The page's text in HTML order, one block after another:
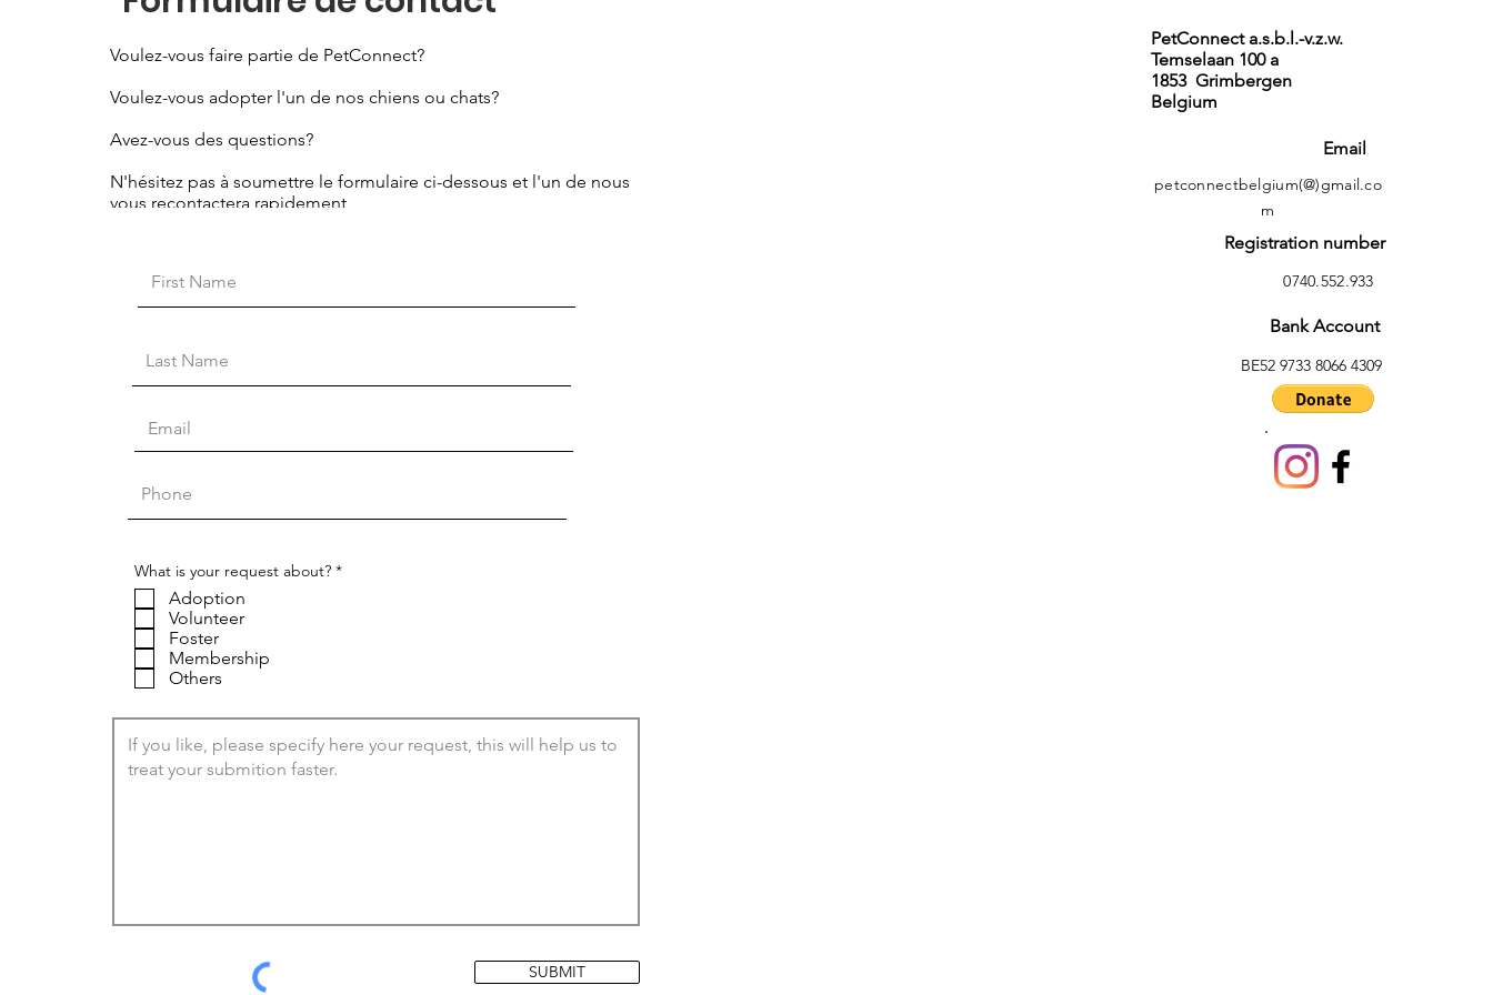
Voulez-vous faire partie de PetConnect?
Voulez-vous adopter l'un de nos chiens ou chats?
Avez-vous des questions?
N'hésitez pas à soumettre le formulaire ci-dessous et l'un de nous
vous recontactera rapidement
What is your request about? *O
e
Adoption
Volunteer
Foster
Membership
Others
SUBMIT
PetConnect a.s.b.l.-v.z.w.
Temselaan 100 a
1853 Grimbergen
Belgium
Email
petconnectbelgium(@)gmail.co
m
Registration number
0740.552.933
Bank Account
BE52 9733 8066 4309